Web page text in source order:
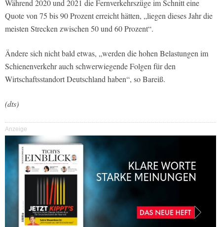
Während 2020 und 2021 die Fernverkehrszüge im Schnitt eine
Quote von 75 bis 90 Prozent erreicht hätten, „liegen dieses Jahr die
meisten Strecken zwischen 50 und 60 Prozent“.
Ändere sich nicht bald etwas, „werden die hohen Belastungen im
Schienenverkehr auch schwerwiegende Folgen für den
Wirtschaftsstandort Deutschland haben“, so Bareiß.
(dts)
Anzeige